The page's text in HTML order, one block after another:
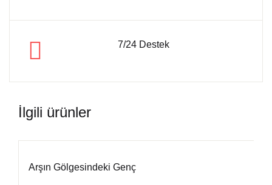
7/24 Destek
İlgili ürünler
Arşın Gölgesindeki Genç